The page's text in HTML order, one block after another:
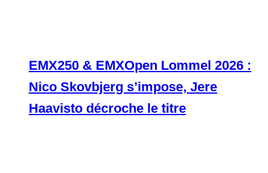
EMX250 & EMXOpen Lommel 2026 :
Nico Skovbjerg s’impose, Jere
Haavisto décroche le titre